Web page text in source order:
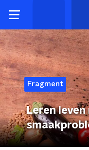
Fragment
Leren